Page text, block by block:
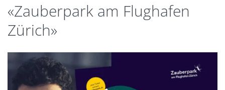
«Zauberpark am Flughafen
Zürich»